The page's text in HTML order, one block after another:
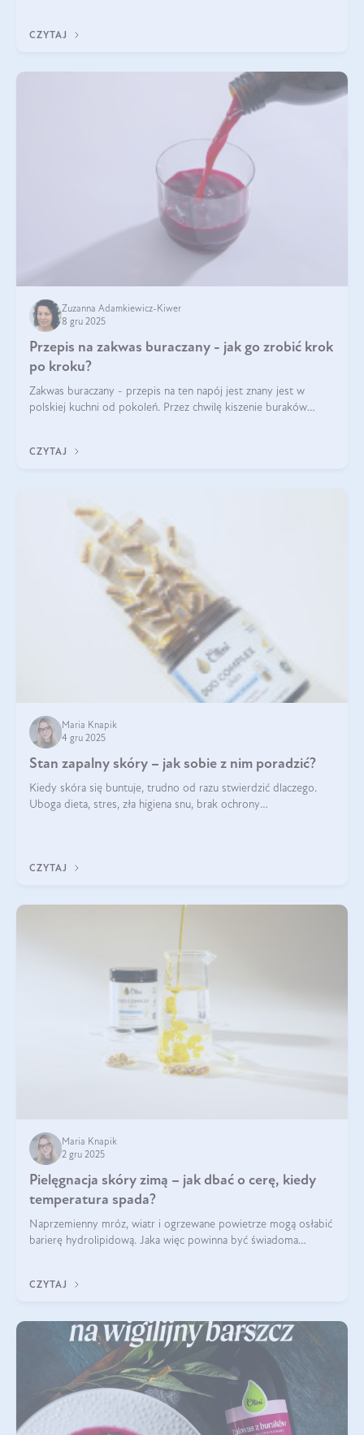
CZYTAJ
Zuzanna Adamkiewicz-Kiwer
8 gru 2025
Przepis na zakwas buraczany - jak go zrobić krok
po kroku?
Zakwas buraczany - przepis na ten napój jest znany jest w
polskiej kuchni od pokoleń. Przez chwilę kiszenie buraków
CZYTAJ
Maria Knapik
4 gru 2025
Stan zapalny skóry – jak sobie z nim poradzić?
Kiedy skóra się buntuje, trudno od razu stwierdzić dlaczego.
Uboga dieta, stres, zła higiena snu, brak ochrony
CZYTAJ
Maria Knapik
2 gru 2025
Pielęgnacja skóry zimą – jak dbać o cerę, kiedy
temperatura spada?
Naprzemienny mróz, wiatr i ogrzewane powietrze mogą osłabić
barierę hydrolipidową. Jaka więc powinna być świadoma
CZYTAJ